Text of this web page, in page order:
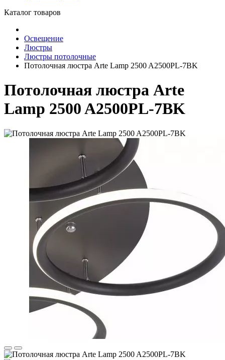
Каталог товаров
Освещение
Люстры
Люстры потолочные
Потолочная люстра Arte Lamp 2500 A2500PL-7BK
Потолочная люстра Arte
Lamp 2500 A2500PL-7BK